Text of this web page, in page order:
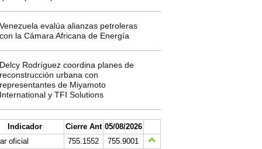
evalúa alianzas petroleras
la Cámara Africana de Energía
Rodríguez coordina planes de
urbana con
de Miyamoto
y TFI Solutions
Indicador Cierre Ant 05/08/2026
oficial
755.1552 755.9001